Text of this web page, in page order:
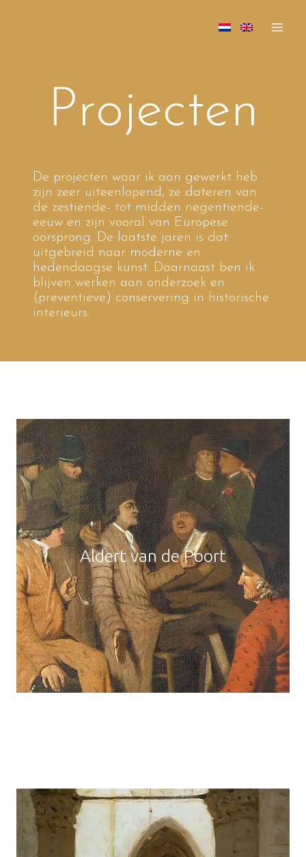
Projecten
De projecten waar ik aan gewerkt heb
zijn zeer uiteenlopend, ze dateren van
de zestiende- tot midden negentiende-
eeuw en zijn vooral van Europese
oorsprong. De laatste jaren is dat
uitgebreid naar moderne en
hedendaagse kunst. Daarnaast ben ik
blijven werken aan onderzoek en
(preventieve) conservering in historische
interieurs.
Aldert van de Poort